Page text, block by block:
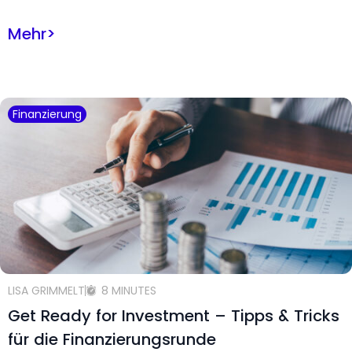
Mehr>
Finanzierung
LISA GRIMMELT 8 MINUTES
Get Ready for Investment – Tipps & Tricks
für die Finanzierungsrunde